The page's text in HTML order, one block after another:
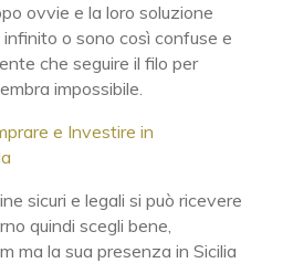
ovvie e la loro soluzione
o sono così confuse e
che seguire il filo per
impossibile.
e Investire in
sicuri e legali si può ricevere
quindi scegli bene,
ma la sua presenza in Sicilia